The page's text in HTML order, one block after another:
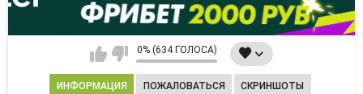
0% (634 ГОЛОСА)
ИНФОРМАЦИЯ ПОЖАЛОВАТЬСЯ СКРИНШОТЫ